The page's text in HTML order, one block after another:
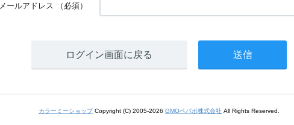
メールアドレス （必須）
ログイン画面に戻る
カラーミーショップCopyright (C) 2005-2026 GMOペパボ株式会社 All Rights Reserved.